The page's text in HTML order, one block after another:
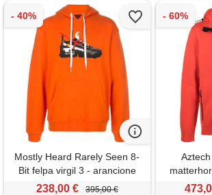
Mostly Heard Rarely Seen 8-
Bit felpa virgil 3 - arancione
238,00 € 395,00 €